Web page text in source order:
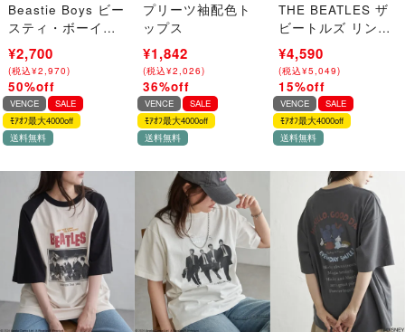
Beastie Boys ビー
スティ・ボーイズ
Tシャツ
¥5,400
(税込¥5,940)
→
¥2,700
(税込¥2,970)
50%off
プリーツ袖配色ト
ップス
¥2,900
(税込¥3,190)
→
¥1,842
(税込¥2,026)
36%off
THE BEATLES ザ
ビートルズ リンガ
ープリントTシャツ
¥5,400
(税込¥5,940)
→
¥4,590
(税込¥5,049)
15%off
VENCE
SALE
ﾓｱｵﾌ最大4000off
送料無料
VENCE
SALE
ﾓｱｵﾌ最大4000off
送料無料
VENCE
SALE
ﾓｱｵﾌ最大4000off
送料無料